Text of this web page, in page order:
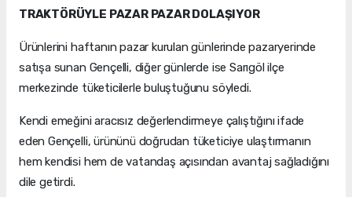
TRAKTÖRÜYLE PAZAR PAZAR DOLAŞIYOR
Ürünlerini haftanın pazar kurulan günlerinde pazaryerinde
satışa sunan Gençelli, diğer günlerde ise Sarıgöl ilçe
merkezinde tüketicilerle buluştuğunu söyledi.
Kendi emeğini aracısız değerlendirmeye çalıştığını ifade
eden Gençelli, ürününü doğrudan tüketiciye ulaştırmanın
hem kendisi hem de vatandaş açısından avantaj sağladığını
dile getirdi.